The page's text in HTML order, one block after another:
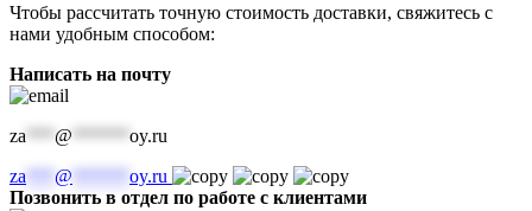
Чтобы рассчитать точную стоимость доставки, свяжитесь с
нами удобным способом:
Написать на почту
za @
oy.ru
za
@
oy.ru
Позвонить в отдел по работе с клиентами